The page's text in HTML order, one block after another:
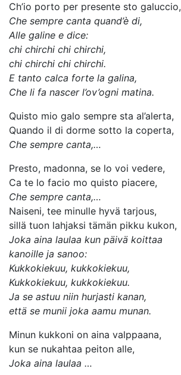
Ch’io porto per presente sto galuccio,
Che sempre canta quand’è di,
Alle galine e dice:
chi chirchi chi chirchi,
chi chirchi chi chirchi.
E tanto calca forte la galina,
Che li fa nascer l’ov’ogni matina.
Quisto mio galo sempre sta al’alerta,
Quando il di dorme sotto la coperta,
Che sempre canta,…
Presto, madonna, se lo voi vedere,
Ca te lo facio mo quisto piacere,
Che sempre canta,…
Naiseni, tee minulle hyvä tarjous,
sillä tuon lahjaksi tämän pikku kukon,
Joka aina laulaa kun päivä koittaa
kanoille ja sanoo:
Kukkokiekuu, kukkokiekuu,
Kukkokiekuu, kukkokiekuu.
Ja se astuu niin hurjasti kanan,
että se munii joka aamu munan.
Minun kukkoni on aina valppaana,
kun se nukahtaa peiton alle,
Joka aina laulaa …